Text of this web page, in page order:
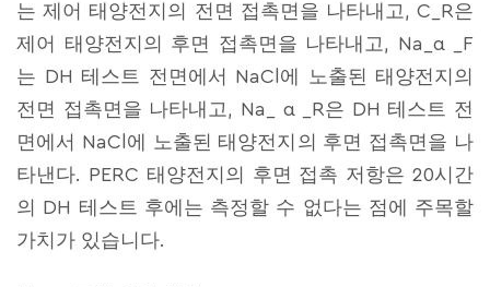
는 제어 태양전지의 전면 접촉면을 나타내고, C_R은
제어 태양전지의 후면 접촉면을 나타내고, Na_α _F
는 DH 테스트 전면에서 NaCl에 노출된 태양전지의
전면 접촉면을 나타내고, Na_ α _R은 DH 테스트 전
면에서 NaCl에 노출된 태양전지의 후면 접촉면을 나
타낸다. PERC 태양전지의 후면 접촉 저항은 20시간
의 DH 테스트 후에는 측정할 수 없다는 점에 주목할
가치가 있습니다.